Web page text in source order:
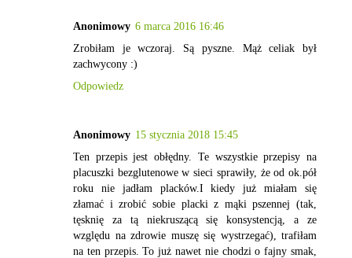
Anonimowy 6 marca 2016 16:46
Zrobiłam je wczoraj. Są pyszne. Mąż celiak był
zachwycony :)
Odpowiedz
Anonimowy 15 stycznia 2018 15:45
Ten przepis jest obłędny. Te wszystkie przepisy na
placuszki bezglutenowe w sieci sprawiły, że od ok.pół
roku nie jadłam placków.I kiedy już miałam się
złamać i zrobić sobie placki z mąki pszennej (tak,
tęsknię za tą niekruszącą się konsystencją, a ze
względu na zdrowie muszę się wystrzegać), trafiłam
na ten przepis. To już nawet nie chodzi o fajny smak,